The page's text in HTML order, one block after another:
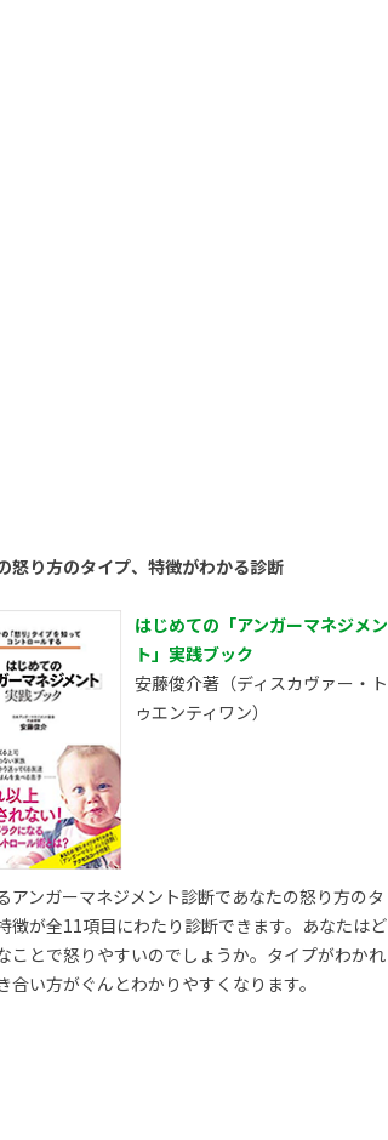
怒り方のタイプ、特徴がわかる診断
はじめての「アンガーマネジメン
ト」実践ブック
安藤俊介著（ディスカヴァー・ト
ゥエンティワン）
アンガーマネジメント診断であなたの怒り方のタ
徴が全11項目にわたり診断できます。あなたはど
ことで怒りやすいのでしょうか。タイプがわかれ
合い方がぐんとわかりやすくなります。